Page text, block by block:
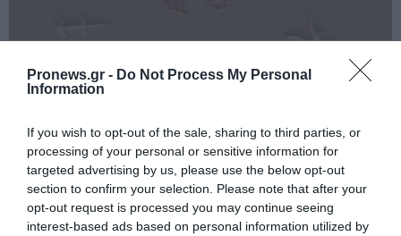
Pronews.gr - Do Not Process My Personal
Information
If you wish to opt-out of the sale, sharing to third parties, or
processing of your personal or sensitive information for
targeted advertising by us, please use the below opt-out
section to confirm your selection. Please note that after your
opt-out request is processed you may continue seeing
interest-based ads based on personal information utilized by
Τα 3 ζώδια που ευνοούνται περισσότερο
ευκαιρίες και επιτυχίες
05.08.2026 | 11:22